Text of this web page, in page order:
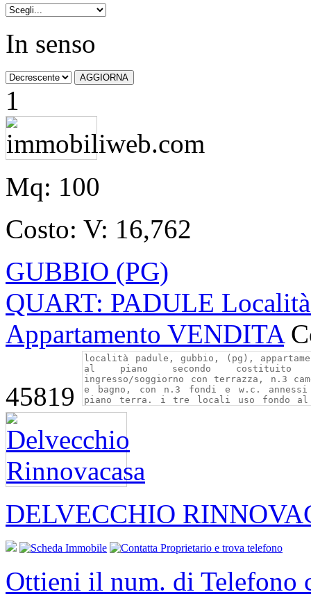
In senso
1
Mq: 100
Costo: V: 16,762
GUBBIO (PG)
QUART: PADULE
Appartamento VENDITA
45819
DELVECCHIO
Ottieni il num. di Telefono